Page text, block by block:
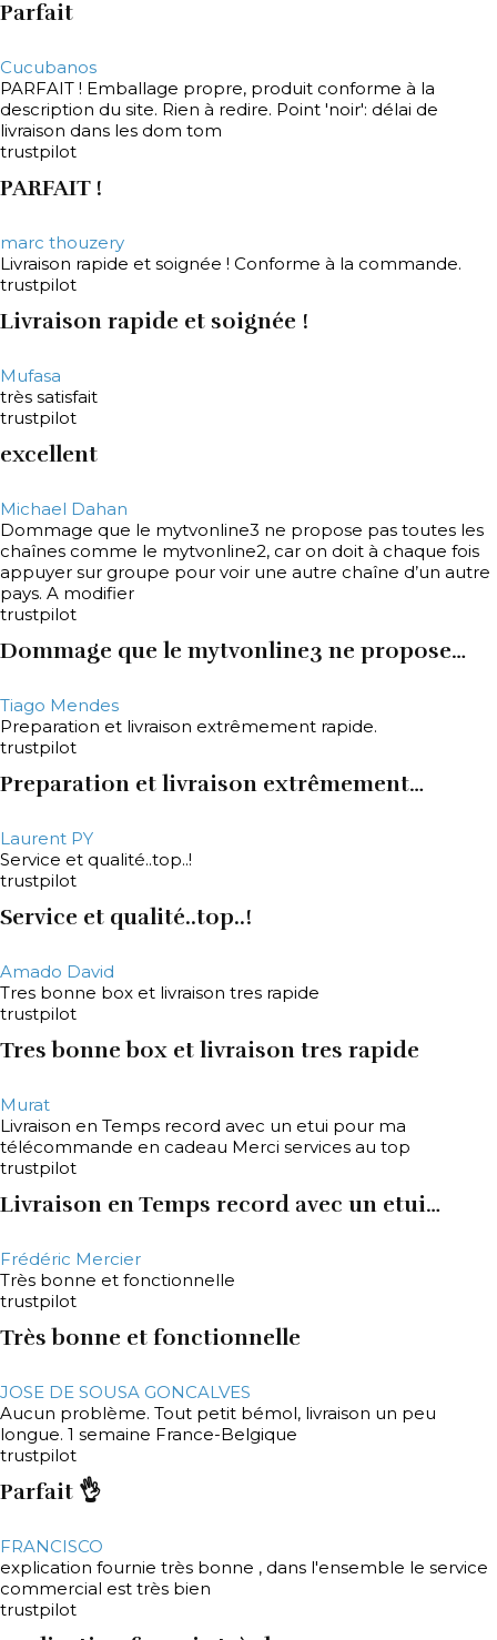
Parfait
Cucubanos
PARFAIT ! Emballage propre, produit conforme à la
description du site. Rien à redire. Point 'noir': délai de
livraison dans les dom tom
trustpilot
PARFAIT !
marc thouzery
Livraison rapide et soignée ! Conforme à la commande.
trustpilot
Livraison rapide et soignée !
Mufasa
très satisfait
trustpilot
excellent
Michael Dahan
Dommage que le mytvonline3 ne propose pas toutes les
chaînes comme le mytvonline2, car on doit à chaque fois
appuyer sur groupe pour voir une autre chaîne d’un autre
pays. A modifier
trustpilot
Dommage que le mytvonline3 ne propose…
Tiago Mendes
Preparation et livraison extrêmement rapide.
trustpilot
Preparation et livraison extrêmement…
Laurent PY
Service et qualité..top..!
trustpilot
Service et qualité..top..!
Amado David
Tres bonne box et livraison tres rapide
trustpilot
Tres bonne box et livraison tres rapide
Murat
Livraison en Temps record avec un etui pour ma
télécommande en cadeau Merci services au top
trustpilot
Livraison en Temps record avec un etui…
Frédéric Mercier
Très bonne et fonctionnelle
trustpilot
Très bonne et fonctionnelle
JOSE DE SOUSA GONCALVES
Aucun problème. Tout petit bémol, livraison un peu
longue. 1 semaine France-Belgique
trustpilot
Parfait 👌
FRANCISCO
explication fournie très bonne , dans l'ensemble le service
commercial est très bien
trustpilot